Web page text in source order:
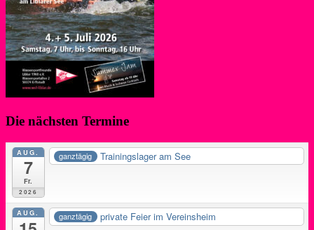
Die nächsten Termine
AUG.
7
Fr.
2026
ganztägig Trainingslager am See
AUG. ganztägig private Feier im Vereinsheim